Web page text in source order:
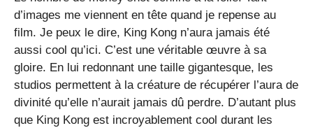
d’images me viennent en tête quand je repense au
film. Je peux le dire, King Kong n’aura jamais été
aussi cool qu’ici. C’est une véritable œuvre à sa
gloire. En lui redonnant une taille gigantesque, les
studios permettent à la créature de récupérer l’aura de
divinité qu’elle n’aurait jamais dû perdre. D’autant plus
que King Kong est incroyablement cool durant les